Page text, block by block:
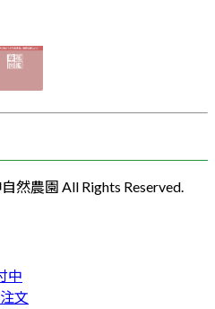
然農園 All Rights Reserved.
中
文